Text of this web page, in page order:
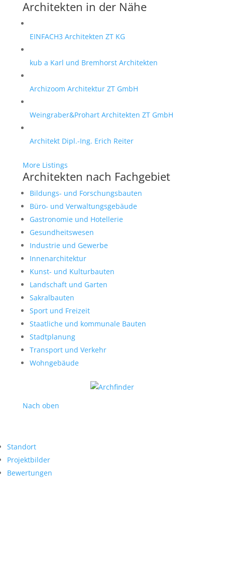
Architekten in der Nähe
EINFACH3 Architekten ZT KG
kub a Karl und Bremhorst Architekten
Archizoom Architektur ZT GmbH
Weingraber&Prohart Architekten ZT GmbH
Architekt Dipl.-Ing. Erich Reiter
More Listings
Architekten nach Fachgebiet
Bildungs- und Forschungsbauten
Büro- und Verwaltungsgebäude
Gastronomie und Hotellerie
Gesundheitswesen
Industrie und Gewerbe
Innenarchitektur
Kunst- und Kulturbauten
Landschaft und Garten
Sakralbauten
Sport und Freizeit
Staatliche und kommunale Bauten
Stadtplanung
Transport und Verkehr
Wohngebäude
Nach oben
Standort
Projektbilder
Bewertungen